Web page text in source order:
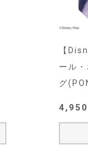
【
ール
グ
4,950